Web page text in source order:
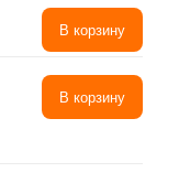
В корзину
В корзину